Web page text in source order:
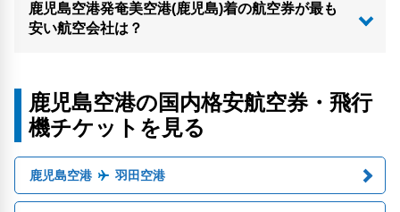
鹿児島空港発奄美空港(鹿児島)着の航空券が最も
安い航空会社は？
鹿児島空港の国内格安航空券・飛行
機チケットを見る
鹿児島空港 羽田空港